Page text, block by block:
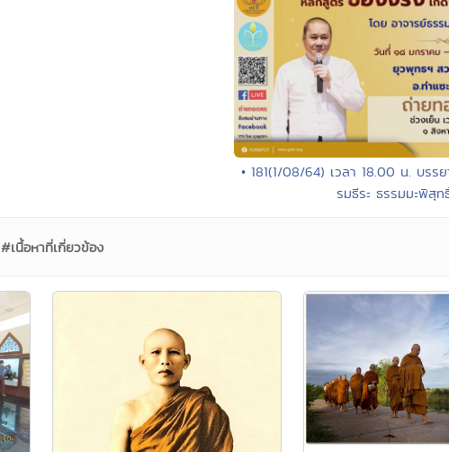
• 181(1/08/64) เวลา 18.00 น. บรร
รมธีระ ธรรมมะพิสุท
#เนื้อหาที่เกี่ยวข้อง